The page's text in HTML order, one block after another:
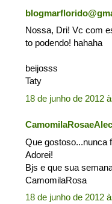
Nossa, Dri! Vc com
to podendo! hahaha
beijosss
Taty
18 de junho de 2012
Que gostoso...nunca
Adorei!
Bjs e que sua
CamomilaRosa
18 de junho de 2012